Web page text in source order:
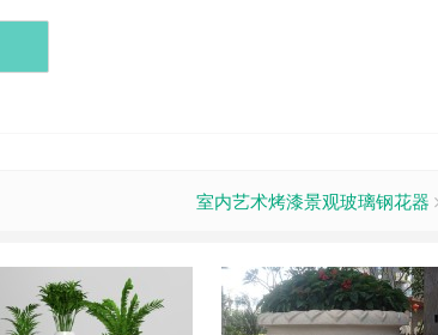
室内艺术烤漆景观玻璃钢花器